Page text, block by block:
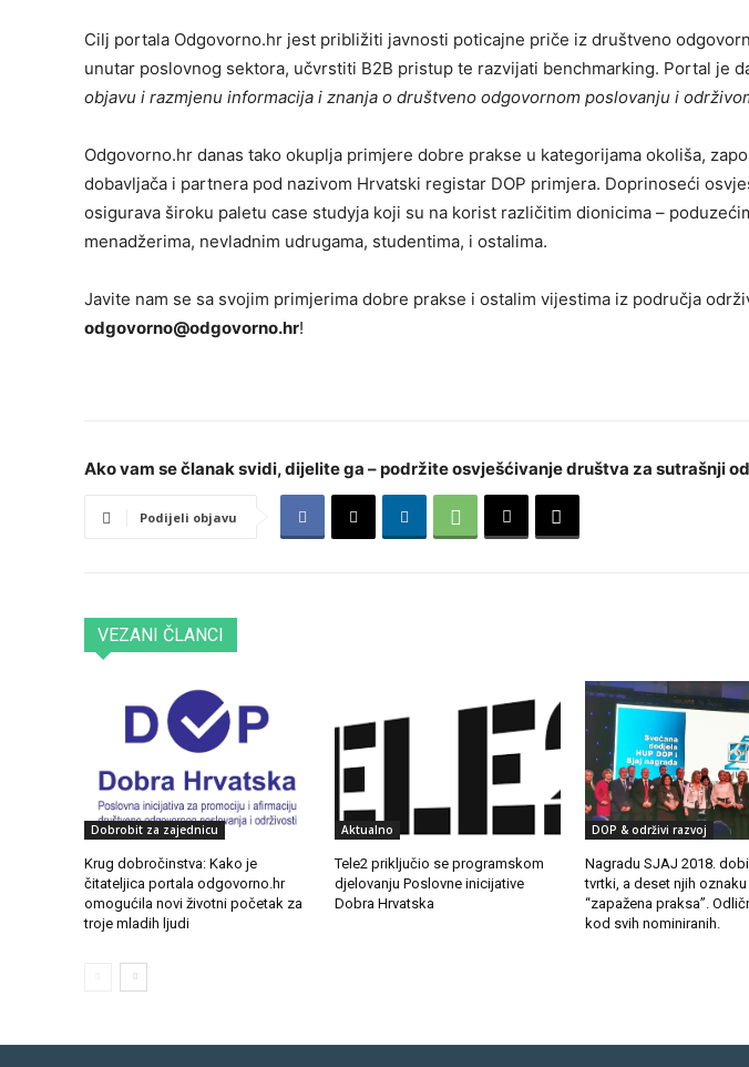
Cilj portala Odgovorno.hr jest približiti javnosti poticajne priče iz društveno
unutar poslovnog sektora, učvrstiti B2B pristup te razvijati benchmarking. Portal je
objavu i razmjenu informacija i znanja o društveno odgovornom poslovanju i
Odgovorno.hr danas tako okuplja primjere dobre prakse u kategorijama okoliša,
dobavljača i partnera pod nazivom Hrvatski registar DOP primjera. Doprinoseći
osigurava široku paletu case studyja koji su na korist različitim dionicima –
menadžerima, nevladnim udrugama, studentima, i ostalima.
Javite nam se sa svojim primjerima dobre prakse i ostalim vijestima iz područja
odgovorno@odgovorno.hr!
Ako vam se članak svidi, dijelite ga – podržite osvješćivanje društva za sutrašnji
Podijeli objavu
VEZANI ČLANCI
Dobrobit za zajednicu
Krug dobročinstva: Kako je
čitateljica portala odgovorno.hr
omogućila novi životni početak za
troje mladih ljudi
Aktualno
Tele2 priključio se programskom
djelovanju Poslovne inicijative
Dobra Hrvatska
DOP & održivi razvoj
Nagradu SJAJ 2018.
tvrtki, a deset njih oznaku
“zapažena praksa”.
kod svih nominiranih.